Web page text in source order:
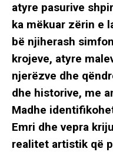
atyre pasurive
ka mëkuar zërin e
bë njiherash
krojeve, atyre
njerëzve dhe
dhe historive, me
Madhe
Emri dhe vepra
realitet artistik që